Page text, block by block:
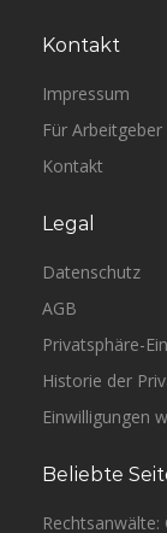
Kontakt
Impressum
Für Arbeitgeber
Kontakt
Legal
Datenschutz
AGB
Privatsphäre-
Historie der
Einwilligungen
Beliebte